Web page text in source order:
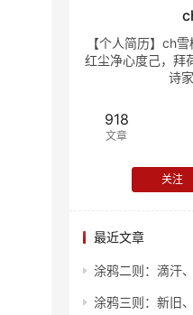
【个人简历】ch
红尘净心度己，拜
诗
918
文章
关注
最近文章
涂鸦二则：滴汗
涂鸦三则：新旧